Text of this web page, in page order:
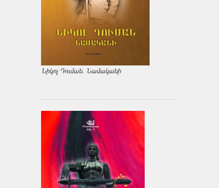
Նիկոլ Դուման. Նամականի